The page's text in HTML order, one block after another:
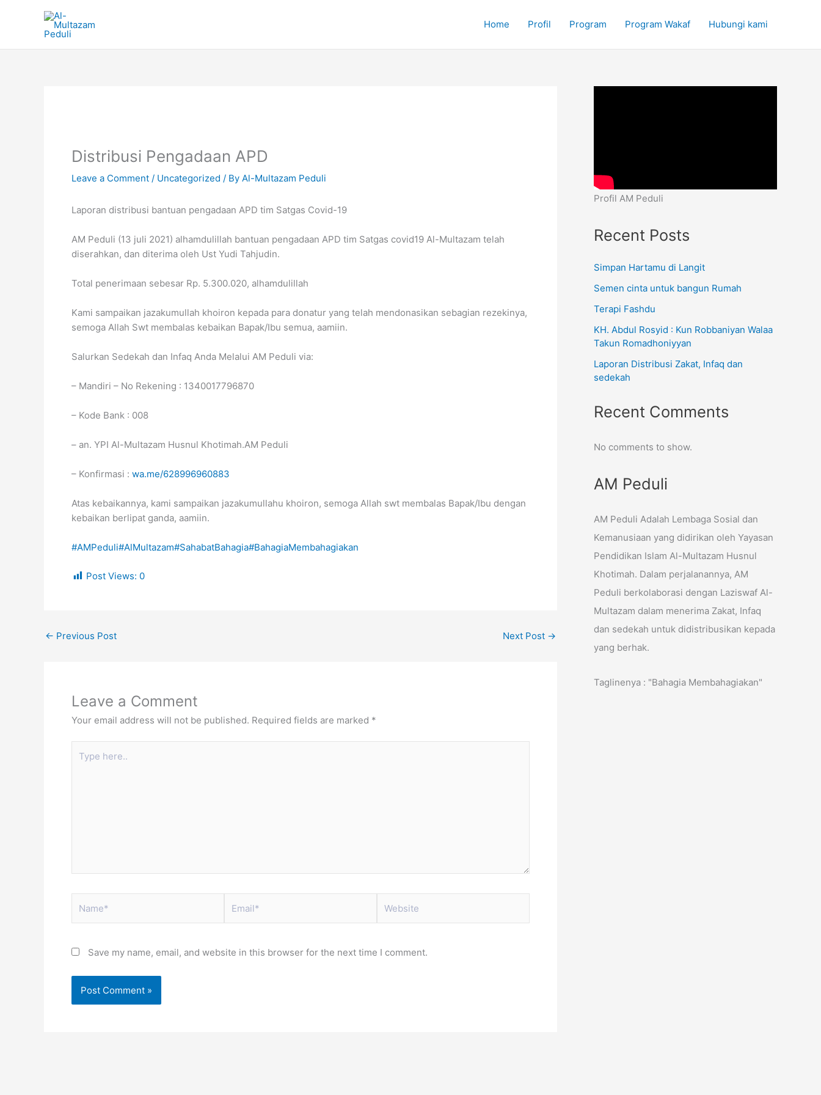
Home Profil Program Program Wakaf Hubungi kami
Distribusi Pengadaan APD
Leave a Comment / Uncategorized / By Al-Multazam Peduli
Laporan distribusi bantuan pengadaan APD tim Satgas Covid-19
AM Peduli (13 juli 2021) alhamdulillah bantuan pengadaan APD tim Satgas covid19 Al-Multazam telah
diserahkan, dan diterima oleh Ust Yudi Tahjudin.
Total penerimaan sebesar Rp. 5.300.020, alhamdulillah
Kami sampaikan jazakumullah khoiron kepada para donatur yang telah mendonasikan sebagian rezekinya,
semoga Allah Swt membalas kebaikan Bapak/Ibu semua, aamiin.
Salurkan Sedekah dan Infaq Anda Melalui AM Peduli via:
– Mandiri – No Rekening : 1340017796870
– Kode Bank : 008
– an. YPI Al-Multazam Husnul Khotimah.AM Peduli
– Konfirmasi : wa.me/628996960883
Atas kebaikannya, kami sampaikan jazakumullahu khoiron, semoga Allah swt membalas Bapak/Ibu dengan
kebaikan berlipat ganda, aamiin.
#AMPeduli#AlMultazam#SahabatBahagia#BahagiaMembahagiakan
Post Views: 0
← Previous Post Next Post →
Leave a Comment
Your email address will not be published. Required fields are marked *
here..
Save my name, email, and website in this browser for the next time I comment.
Profil AM Peduli
Recent Posts
Simpan Hartamu di Langit
Semen cinta untuk bangun Rumah
Terapi Fashdu
KH. Abdul Rosyid : Kun Robbaniyan Walaa
Takun Romadhoniyyan
Laporan Distribusi Zakat, Infaq dan
sedekah
Recent Comments
No comments to show.
AM Peduli
AM Peduli Adalah Lembaga Sosial dan
Kemanusiaan yang didirikan oleh Yayasan
Pendidikan Islam Al-Multazam Husnul
Khotimah. Dalam perjalanannya, AM
Peduli berkolaborasi dengan Laziswaf Al-
Multazam dalam menerima Zakat, Infaq
dan sedekah untuk didistribusikan kepada
yang berhak.
Taglinenya : "Bahagia Membahagiakan"